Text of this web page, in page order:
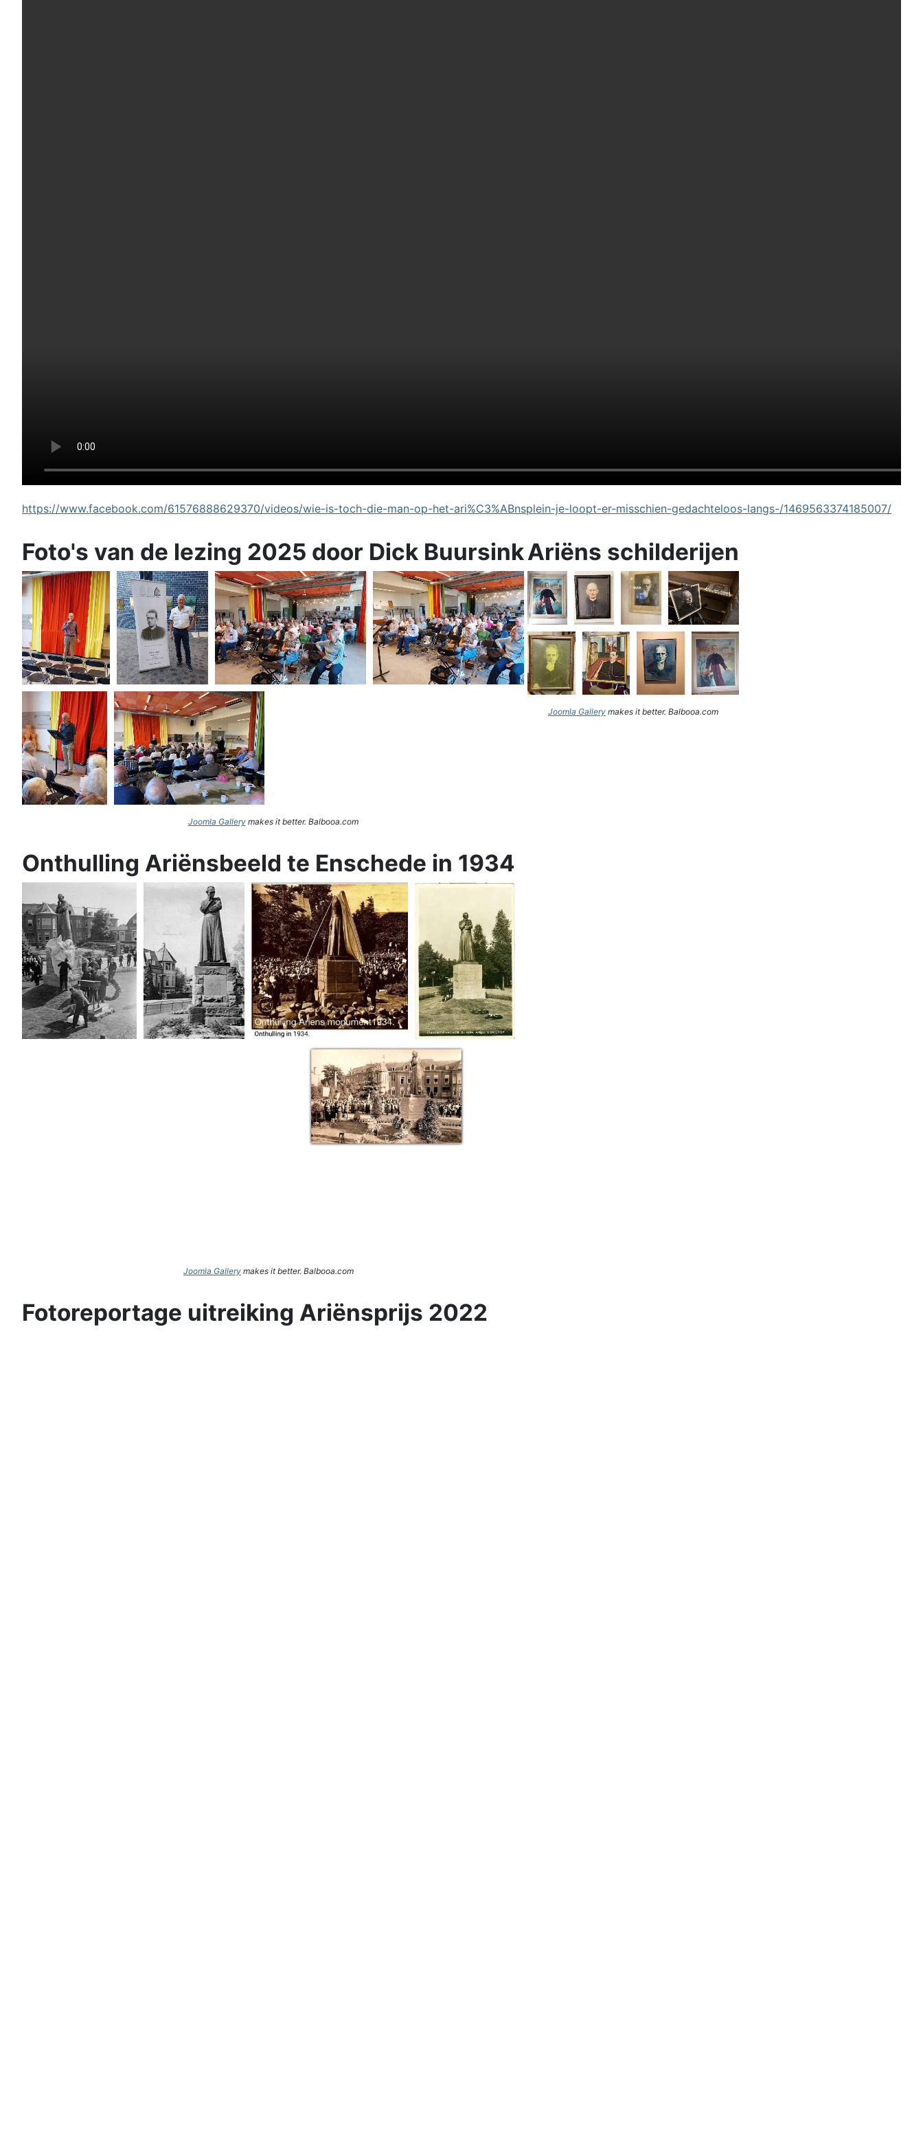
https://www.facebook.com/61576888629370/videos/wie-is-toch-die-man-op-het-ari%C3%ABnsplein-je-loopt-er-misschien-gedachteloos-langs-/1469563374185007/
Foto's van de lezing 2025 door Dick Buursink
Joomla Gallerymakes it better. Balbooa.com
Ariëns schilderijen
Joomla Gallery makes it better. Balbooa.com
Onthulling Ariënsbeeld te Enschede in 1934
Joomla Gallery makes it better. Balbooa.com
Fotoreportage uitreiking Ariënsprijs 2022